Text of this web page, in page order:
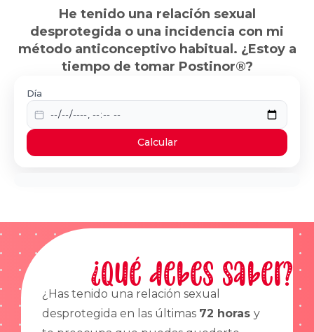
He tenido una relación sexual
desprotegida o una incidencia con mi
método anticonceptivo habitual. ¿Estoy a
tiempo de tomar Postinor®?
Día
Calcular
¿Qué debes saber?
¿Has tenido una relación sexual
desprotegida en las últimas 72 horas y